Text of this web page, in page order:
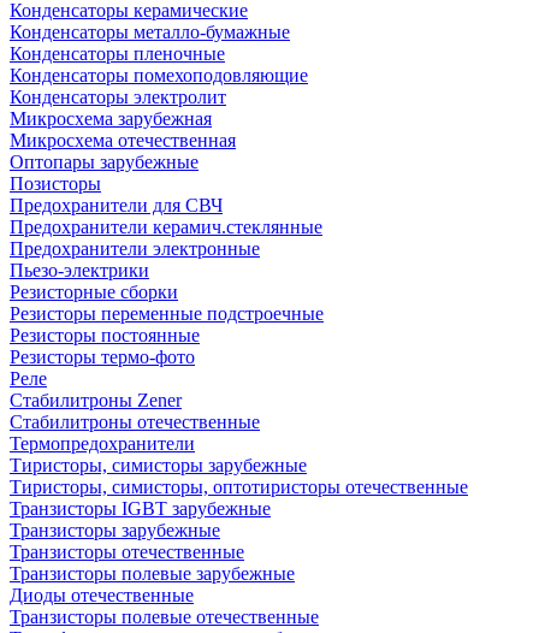
Конденсаторы керамические
Конденсаторы металло-бумажные
Конденсаторы пленочные
Конденсаторы помехоподовляющие
Конденсаторы электролит
Микросхема зарубежная
Микросхема отечественная
Оптопары зарубежные
Позисторы
Предохранители для СВЧ
Предохранители керамич.стеклянные
Предохранители электронные
Пьезо-электрики
Резисторные сборки
Резисторы переменные подстроечные
Резисторы постоянные
Резисторы термо-фото
Реле
Стабилитроны Zener
Стабилитроны отечественные
Термопредохранители
Тиристоры, симисторы зарубежные
Тиристоры, симисторы, оптотиристоры отечественные
Транзисторы IGBT зарубежные
Транзисторы зарубежные
Транзисторы отечественные
Транзисторы полевые зарубежные
Диоды отечественные
Транзисторы полевые отечественные